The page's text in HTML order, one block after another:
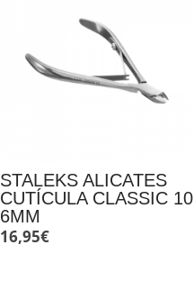
STALEKS ALICATES
CUTÍCULA CLASSIC 10
6MM
16,95€